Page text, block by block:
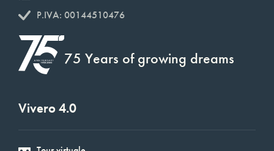
P.IVA: 00144510476
75 Years of growing dreams
Vivero 4.0